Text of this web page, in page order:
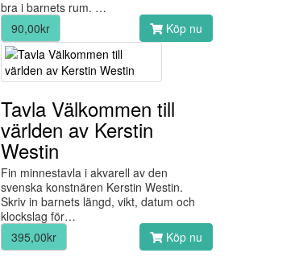
bra i barnets rum. …
90,00kr
Köp nu
Tavla Välkommen till
världen av Kerstin
Westin
Fin minnestavla i akvarell av den
svenska konstnären Kerstin Westin.
Skriv in barnets längd, vikt, datum och
klockslag för…
395,00kr
Köp nu